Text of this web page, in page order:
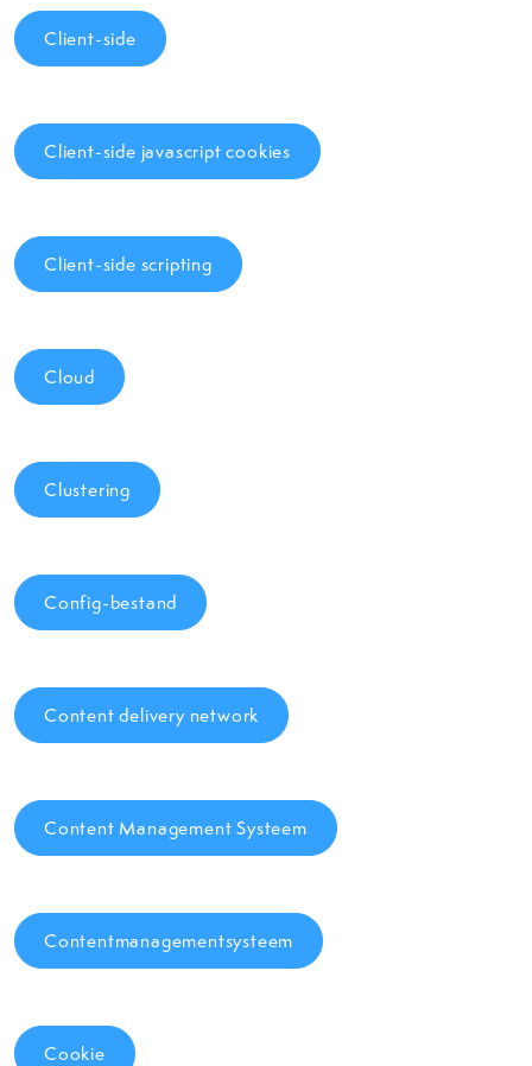
Client-side
Client-side javascript cookies
Client-side scripting
Cloud
Clustering
Config-bestand
Content delivery network
Content Management Systeem
Contentmanagementsysteem
Cookie